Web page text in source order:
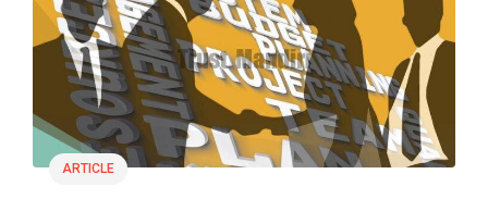
ARTICLE